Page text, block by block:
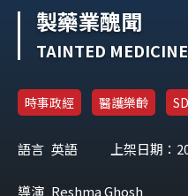
製藥業醜聞
TAINTED
時事政經 醫護樂齡
語言 英語 上架日期：
導演 Reshma Ghosh